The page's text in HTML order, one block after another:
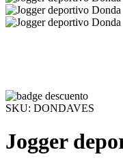
SKU: DONDAVES
Jogger